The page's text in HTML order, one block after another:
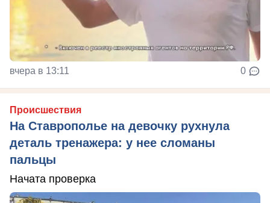
вчера в 13:11 0
Происшествия
На Ставрополье на девочку рухнула
деталь тренажера: у нее сломаны
пальцы
Начата проверка